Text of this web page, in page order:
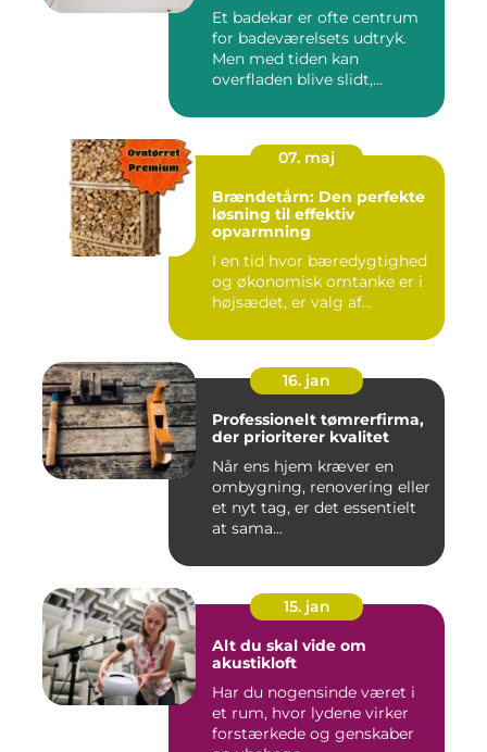
Et badekar er ofte centrum
for badeværelsets udtryk.
Men med tiden kan
overfladen blive slidt,...
07. maj
Brændetårn: Den perfekte
løsning til effektiv
opvarmning
I en tid hvor bæredygtighed
og økonomisk omtanke er i
højsædet, er valg af...
16. jan
Professionelt tømrerfirma,
der prioriterer kvalitet
Når ens hjem kræver en
ombygning, renovering eller
et nyt tag, er det essentielt
at sama...
15. jan
Alt du skal vide om
akustikloft
Har du nogensinde været i
et rum, hvor lydene virker
forstærkede og genskaber